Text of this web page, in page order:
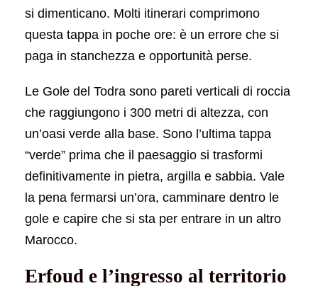
si dimenticano. Molti itinerari comprimono
questa tappa in poche ore: è un errore che si
paga in stanchezza e opportunità perse.
Le Gole del Todra sono pareti verticali di roccia
che raggiungono i 300 metri di altezza, con
un’oasi verde alla base. Sono l’ultima tappa
“verde” prima che il paesaggio si trasformi
definitivamente in pietra, argilla e sabbia. Vale
la pena fermarsi un’ora, camminare dentro le
gole e capire che si sta per entrare in un altro
Marocco.
Erfoud e l’ingresso al territorio